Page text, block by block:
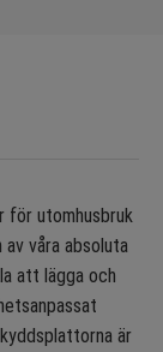
utomhusbruk
våra absoluta
att lägga och
är